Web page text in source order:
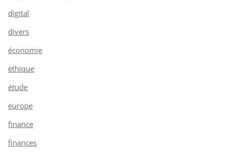
digital
divers
économie
éthique
étude
europe
finance
finances